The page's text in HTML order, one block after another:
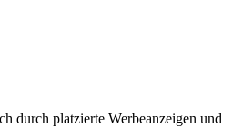
durch platzierte Werbeanzeigen und